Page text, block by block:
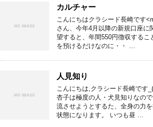
カルチャー
こんにちはクラシード長崎です
さん、今年4月以降の新規口座に
望すると、年間550円徴収するこ
を預けるだけなのに・・ …
人見知り
こんにちは,クラシード長崎です
杏子は極度の人・犬見知りなので
流させようとするた、全身の力
状態になります。 いつも昼 …